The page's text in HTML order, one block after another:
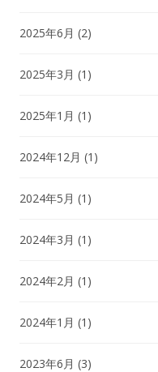
2025年6月 (2)
2025年3月 (1)
2025年1月 (1)
2024年12月 (1)
2024年5月 (1)
2024年3月 (1)
2024年2月 (1)
2024年1月 (1)
2023年6月 (3)